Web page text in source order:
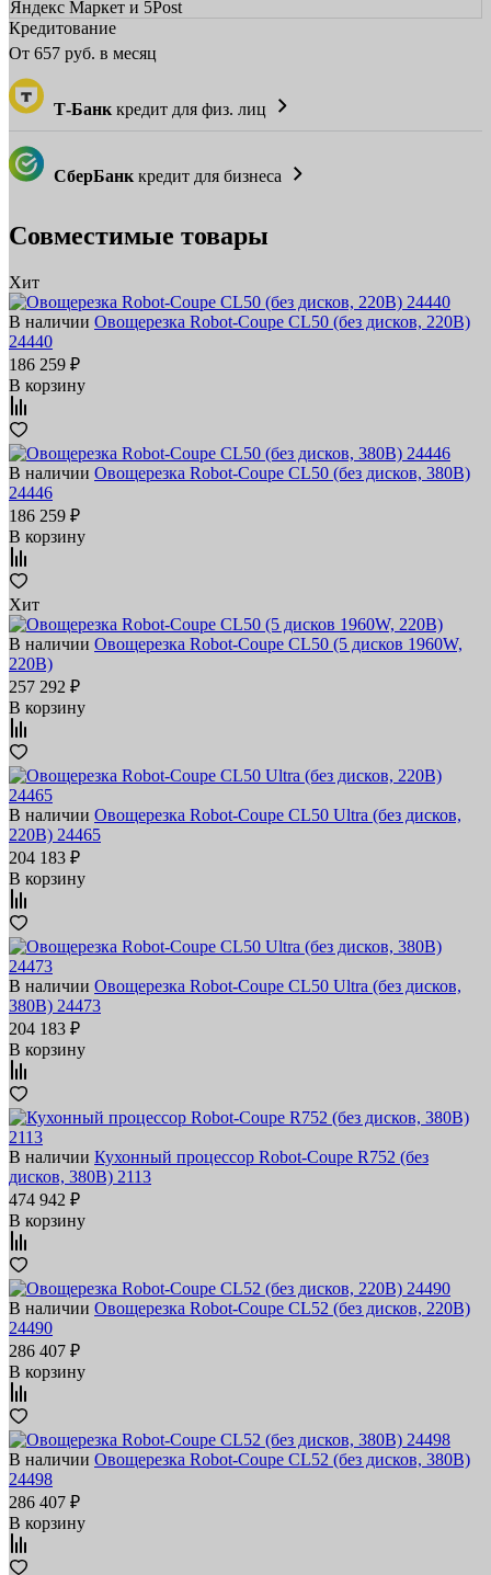
Яндекс Маркет и 5Post
Кредитование
От 657 руб. в месяц
Т-Банк кредит для физ. лиц
СберБанк кредит для бизнеса
Совместимые товары
Хит
В наличии Овощерезка Robot-Coupe CL50 (без дисков, 220В)
24440
186 259 ₽
В корзину
В наличии Овощерезка Robot-Coupe CL50 (без дисков, 380В)
24446
186 259 ₽
В корзину
Хит
В наличии Овощерезка Robot-Coupe CL50 (5 дисков 1960W,
220В)
257 292 ₽
В корзину
В наличии Овощерезка Robot-Coupe CL50 Ultra (без дисков,
220В) 24465
204 183 ₽
В корзину
В наличии Овощерезка Robot-Coupe CL50 Ultra (без дисков,
380В) 24473
204 183 ₽
В корзину
В наличии Кухонный процессор Robot-Coupe R752 (без
дисков, 380В) 2113
474 942 ₽
В корзину
В наличии Овощерезка Robot-Coupe CL52 (без дисков, 220В)
24490
286 407 ₽
В корзину
В наличии Овощерезка Robot-Coupe CL52 (без дисков, 380В)
24498
286 407 ₽
В корзину